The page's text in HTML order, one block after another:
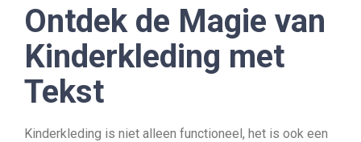
Ontdek de Magie van
Kinderkleding met
Tekst
Kinderkleding is niet alleen functioneel, het is ook een